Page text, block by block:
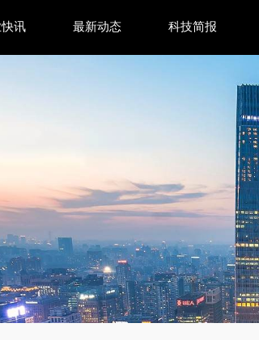
原生仿真如
讯 最新动态 科技简报